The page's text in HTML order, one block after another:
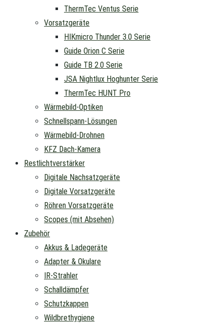
ThermTec Ventus Serie
Vorsatzgeräte
HIKmicro Thunder 3.0 Serie
Guide Orion C Serie
Guide TB 2.0 Serie
JSA Nightlux Hoghunter Serie
ThermTec HUNT Pro
Wärmebild-Optiken
Schnellspann-Lösungen
Wärmebild-Drohnen
KFZ Dach-Kamera
Restlichtverstärker
Digitale Nachsatzgeräte
Digitale Vorsatzgeräte
Röhren Vorsatzgeräte
Scopes (mit Absehen)
Zubehör
Akkus & Ladegeräte
Adapter & Okulare
IR-Strahler
Schalldämpfer
Schutzkappen
Wildbrethygiene